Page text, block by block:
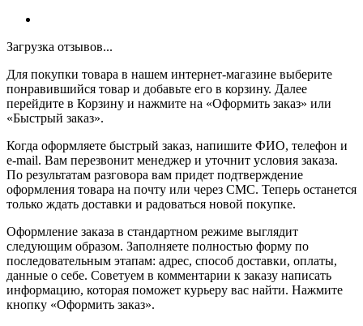
Загрузка отзывов...
Для покупки товара в нашем интернет-магазине выберите
понравившийся товар и добавьте его в корзину. Далее
перейдите в Корзину и нажмите на «Оформить заказ» или
«Быстрый заказ».
Когда оформляете быстрый заказ, напишите ФИО, телефон и
e-mail. Вам перезвонит менеджер и уточнит условия заказа.
По результатам разговора вам придет подтверждение
оформления товара на почту или через СМС. Теперь останется
только ждать доставки и радоваться новой покупке.
Оформление заказа в стандартном режиме выглядит
следующим образом. Заполняете полностью форму по
последовательным этапам: адрес, способ доставки, оплаты,
данные о себе. Советуем в комментарии к заказу написать
информацию, которая поможет курьеру вас найти. Нажмите
кнопку «Оформить заказ».